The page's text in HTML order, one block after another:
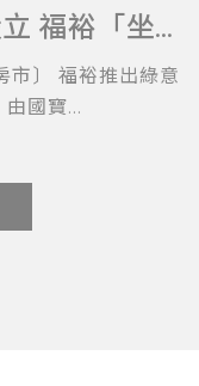
沙崙國際高級中等學校設立 福裕「坐忘林」擁科技與教育加持
市〕 福裕推出綠意
國寶...